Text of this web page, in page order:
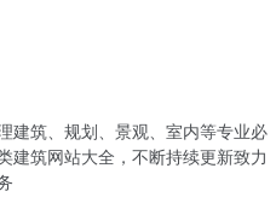
建筑、规划、景观、室内等专业必
建筑网站大全，不断持续更新致力